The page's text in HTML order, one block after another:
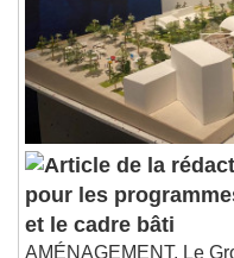
Subtitles
subtitles
settings
subtitles off
Audio Track
Picture-in-Picture
This is a modal
Beginning of
and close the
pour les
et le cadre bâti